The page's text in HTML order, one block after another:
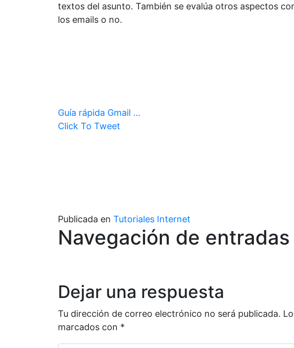
textos del asunto. También se evalúa otros aspectos
los emails o no.
Guía rápida Gmail …
Click To Tweet
Publicada en Tutoriales Internet
Navegación de entradas
Dejar una respuesta
Tu dirección de correo electrónico no será publicada.
marcados con *